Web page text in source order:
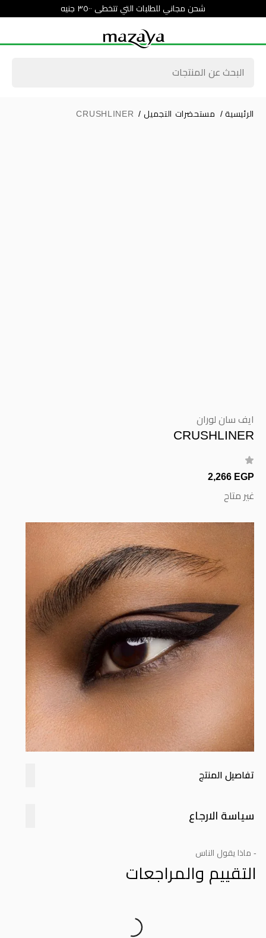
شحن مجاني للطلبات التي تتخطى ٣٥٠٠ جنيه
الرئيسية / مستحضرات التجميل /
CRUSHLINER
ايف سان لوران
CRUSHLINER
2,266 EGP
غير متاح
تفاصيل المنتج
سياسة الارجاع
- ماذا يقول الناس
التقييم والمراجعات